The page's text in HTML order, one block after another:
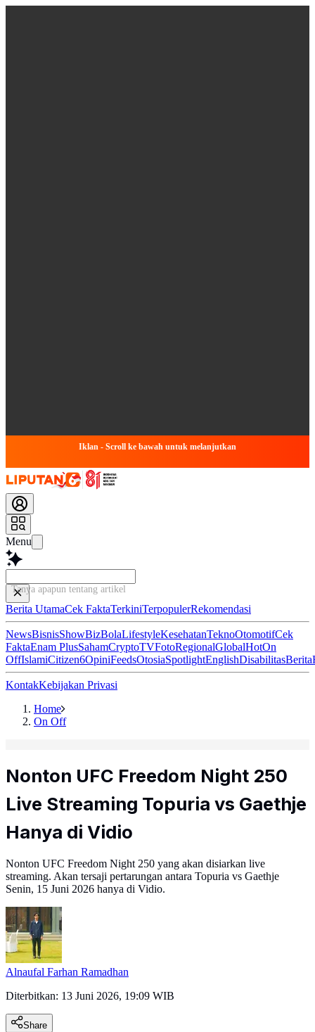
Iklan - Scroll ke bawah untuk melanjutkan
Menu
Tanya apapun tentang artikel ini...
Berita UtamaCek FaktaTerkiniTerpopulerRekomendasi
NewsBisnisShowBizBolaLifestyleKesehatanTeknoOtomotifCek
FaktaEnam PlusSahamCryptoTVFotoRegionalGlobalHotOn
OffIslamiCitizen6OpiniFeedsOtosiaSpotlightEnglishDisabilitasBerita
KontakKebijakan Privasi
Home
On Off
Nonton UFC Freedom Night 250
Live Streaming Topuria vs Gaethje
Hanya di Vidio
Nonton UFC Freedom Night 250 yang akan disiarkan live
streaming. Akan tersaji pertarungan antara Topuria vs Gaethje
Senin, 15 Juni 2026 hanya di Vidio.
Alnaufal Farhan Ramadhan
Diterbitkan: 13 Juni 2026, 19:09 WIB
Share